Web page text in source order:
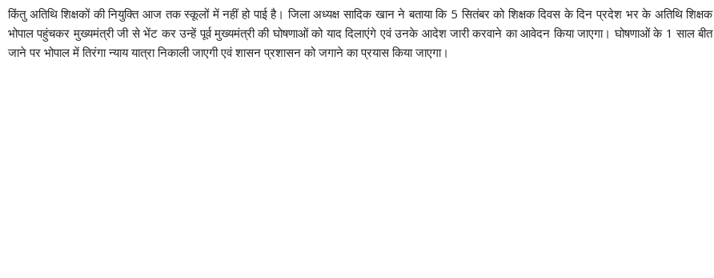
किंतु अतिथि शिक्षकों की नियुक्ति आज तक स्कूलों में नहीं हो पाई है। जिला अध्यक्ष सादिक खान ने बताया कि 5 सितंबर को शिक्षक दिवस के दिन प्रदेश भर के अतिथि शिक्षक
भोपाल पहुंचकर मुख्यमंत्री जी से भेंट कर उन्हें पूर्व मुख्यमंत्री की घोषणाओं को याद दिलाएंगे एवं उनके आदेश जारी करवाने का आवेदन किया जाएगा। घोषणाओं के 1 साल बीत
जाने पर भोपाल में तिरंगा न्याय यात्रा निकाली जाएगी एवं शासन प्रशासन को जगाने का प्रयास किया जाएगा।